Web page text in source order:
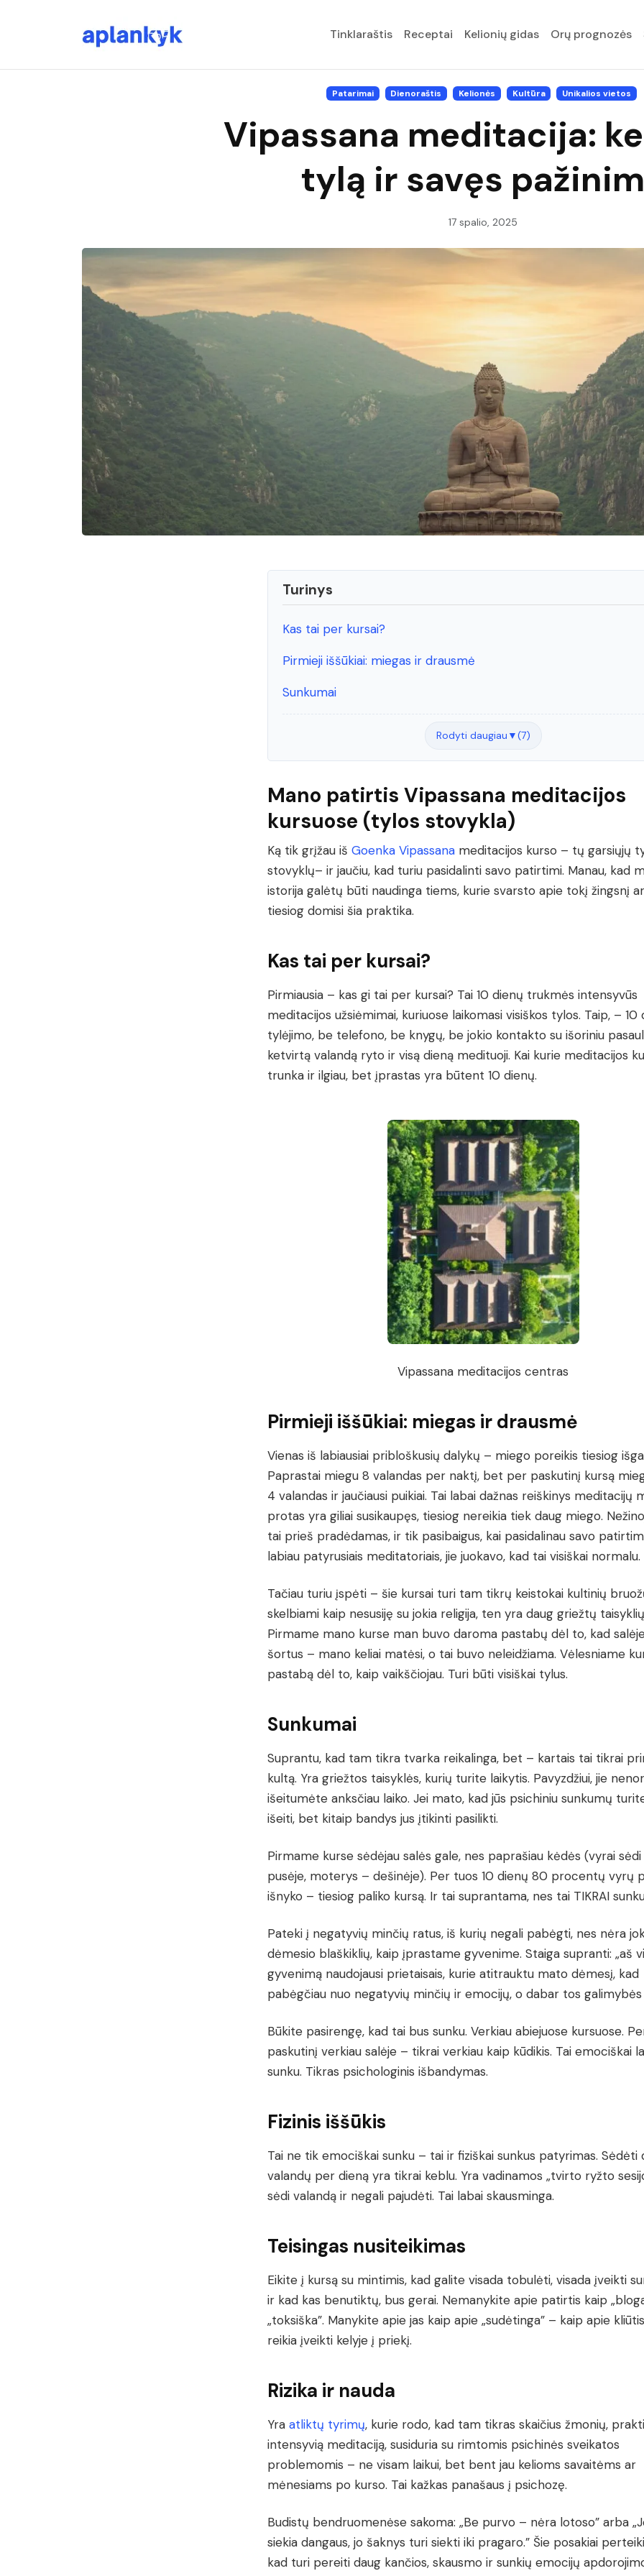
Tinklaraštis Receptai Kelionių gidas Orų prognozės
Patarimai Dienoraštis Kelionės Kultūra Unikalios vietos
Vipassana meditacija:
tylą ir savęs
17 spalio, 2025
Turinys
Kas tai per kursai?
Pirmieji iššūkiai: miegas ir drausmė
Sunkumai
Rodyti daugiau ▼(7)
Mano patirtis Vipassana meditacijos
kursuose (tylos stovykla)
Ką tik grįžau iš Goenka Vipassana meditacijos kurso – tų garsiųjų
stovyklų– ir jaučiu, kad turiu pasidalinti savo patirtimi. Manau, kad
istorija galėtų būti naudinga tiems, kurie svarsto apie tokį žingsnį
tiesiog domisi šia praktika.
Kas tai per kursai?
Pirmiausia – kas gi tai per kursai? Tai 10 dienų trukmės intensyvūs
meditacijos užsiėmimai, kuriuose laikomasi visiškos tylos. Taip, – 10
tylėjimo, be telefono, be knygų, be jokio kontakto su išoriniu
ketvirtą valandą ryto ir visą dieną medituoji. Kai kurie meditacijos
trunka ir ilgiau, bet įprastas yra būtent 10 dienų.
Vipassana meditacijos centras
Pirmieji iššūkiai: miegas ir drausmė
Vienas iš labiausiai pribloškusių dalykų – miego poreikis tiesiog
Paprastai miegu 8 valandas per naktį, bet per paskutinį kursą
4 valandas ir jaučiausi puikiai. Tai labai dažnas reiškinys meditacijų
protas yra giliai susikaupęs, tiesiog nereikia tiek daug miego.
tai prieš pradėdamas, ir tik pasibaigus, kai pasidalinau savo
labiau patyrusiais meditatoriais, jie juokavo, kad tai visiškai normalu.
Tačiau turiu įspėti – šie kursai turi tam tikrų keistokai kultinių
skelbiami kaip nesusiję su jokia religija, ten yra daug griežtų
Pirmame mano kurse man buvo daroma pastabų dėl to, kad
šortus – mano keliai matėsi, o tai buvo neleidžiama. Vėlesniame
pastabą dėl to, kaip vaikščiojau. Turi būti visiškai tylus.
Sunkumai
Suprantu, kad tam tikra tvarka reikalinga, bet – kartais tai tikrai
kultą. Yra griežtos taisyklės, kurių turite laikytis. Pavyzdžiui, jie
išeitumėte anksčiau laiko. Jei mato, kad jūs psichiniu sunkumų
išeiti, bet kitaip bandys jus įtikinti pasilikti.
Pirmame kurse sėdėjau salės gale, nes paprašiau kėdės (vyrai
pusėje, moterys – dešinėje). Per tuos 10 dienų 80 procentų vyrų
išnyko – tiesiog paliko kursą. Ir tai suprantama, nes tai TIKRAI
Pateki į negatyvių minčių ratus, iš kurių negali pabėgti, nes nėra
dėmesio blaškiklių, kaip įprastame gyvenime. Staiga supranti: „aš
gyvenimą naudojausi prietaisais, kurie atitrauktu mato dėmesį, kad
pabėgčiau nuo negatyvių minčių ir emocijų, o dabar tos galimybės
Būkite pasirengę, kad tai bus sunku. Verkiau abiejuose kursuose.
paskutinį verkiau salėje – tikrai verkiau kaip kūdikis. Tai emociškai
sunku. Tikras psichologinis išbandymas.
Fizinis iššūkis
Tai ne tik emociškai sunku – tai ir fiziškai sunkus patyrimas. Sėdėti
valandų per dieną yra tikrai keblu. Yra vadinamos „tvirto ryžto
sėdi valandą ir negali pajudėti. Tai labai skausminga.
Teisingas nusiteikimas
Eikite į kursą su mintimis, kad galite visada tobulėti, visada įveikti
ir kad kas benutiktų, bus gerai. Nemanykite apie patirtis kaip
„toksiška”. Manykite apie jas kaip apie „sudėtinga” – kaip apie
reikia įveikti kelyje į priekį.
Rizika ir nauda
Yra atliktų tyrimų, kurie rodo, kad tam tikras skaičius žmonių,
intensyvią meditaciją, susiduria su rimtomis psichinės sveikatos
problemomis – ne visam laikui, bet bent jau kelioms savaitėms ar
mėnesiams po kurso. Tai kažkas panašaus į psichozę.
Budistų bendruomenėse sakoma: „Be purvo – nėra lotoso” arba
siekia dangaus, jo šaknys turi siekti iki pragaro.” Šie posakiai
kad turi pereiti daug kančios, skausmo ir sunkių emocijų